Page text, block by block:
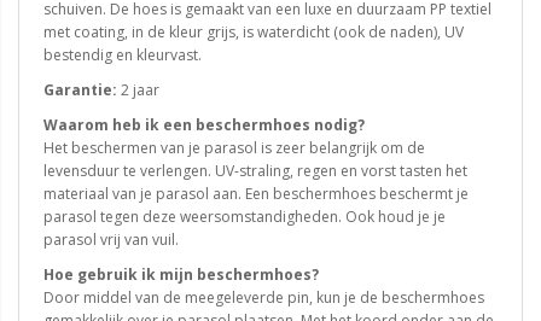
schuiven. De hoes is gemaakt van een luxe en duurzaam PP textiel
met coating, in de kleur grijs, is waterdicht (ook de naden), UV
bestendig en kleurvast.
Garantie: 2 jaar
Waarom heb ik een beschermhoes nodig?
Het beschermen van je parasol is zeer belangrijk om de
levensduur te verlengen. UV-straling, regen en vorst tasten het
materiaal van je parasol aan. Een beschermhoes beschermt je
parasol tegen deze weersomstandigheden. Ook houd je je
parasol vrij van vuil.
Hoe gebruik ik mijn beschermhoes?
Door middel van de meegeleverde pin, kun je de beschermhoes